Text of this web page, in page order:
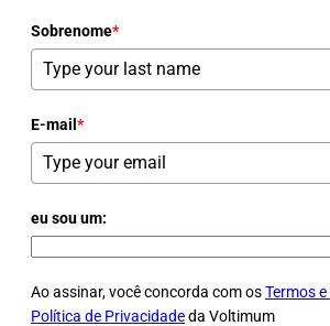
Sobrenome*
E-mail *
eu sou um:
Ao assinar, você concorda com osTermos
Política de Privacidadeda Voltimum